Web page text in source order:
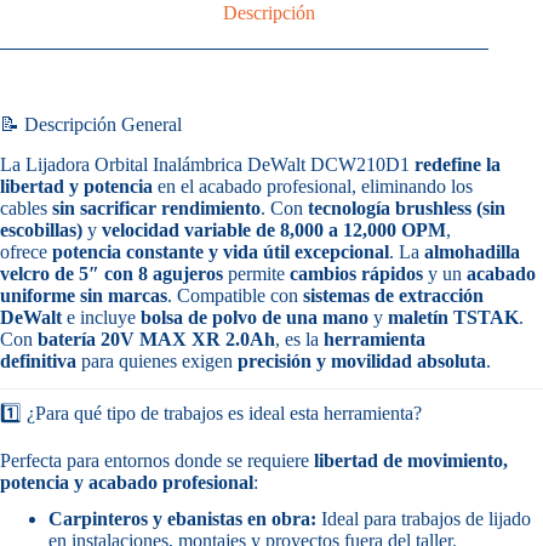
Descripción
📝 Descripción General
La Lijadora Orbital Inalámbrica DeWalt DCW210D1 redefine la
libertad y potencia en el acabado profesional, eliminando los
cables sin sacrificar rendimiento. Con tecnología brushless (sin
escobillas) y velocidad variable de 8,000 a 12,000 OPM,
ofrece potencia constante y vida útil excepcional. La almohadilla
velcro de 5″ con 8 agujeros permite cambios rápidos y un acabado
uniforme sin marcas. Compatible con sistemas de extracción
DeWalt e incluye bolsa de polvo de una mano y maletín TSTAK.
Con batería 20V MAX XR 2.0Ah, es la herramienta
definitiva para quienes exigen precisión y movilidad absoluta.
1️⃣ ¿Para qué tipo de trabajos es ideal esta herramienta?
Perfecta para entornos donde se requiere libertad de movimiento,
potencia y acabado profesional:
Carpinteros y ebanistas en obra: Ideal para trabajos de lijado
en instalaciones, montajes y proyectos fuera del taller.